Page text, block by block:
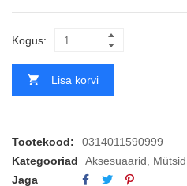
Kogus:
Lisa korvi
Tootekood:
0314011590999
Kategooriad
Aksesuaarid Mütsid
Jaga